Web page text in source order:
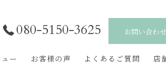
080-5150-3625 お問い合わ
ー お客様の声 よくあるご質問 店